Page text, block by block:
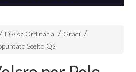
Divisa Ordinaria
Gradi
Scelto QS